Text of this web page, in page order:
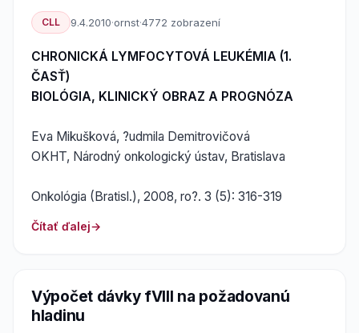
CLL 9.4.2010·ornst·4772 zobrazení
CHRONICKÁ LYMFOCYTOVÁ LEUKÉMIA (1.
ČASŤ)
BIOLÓGIA, KLINICKÝ OBRAZ A PROGNÓZA
Eva Mikušková, ?udmila Demitrovičová
OKHT, Národný onkologický ústav, Bratislava
Onkológia (Bratisl.), 2008, ro?. 3 (5): 316-319
Čítať ďalej
Výpočet dávky fVIII na požadovanú
hladinu